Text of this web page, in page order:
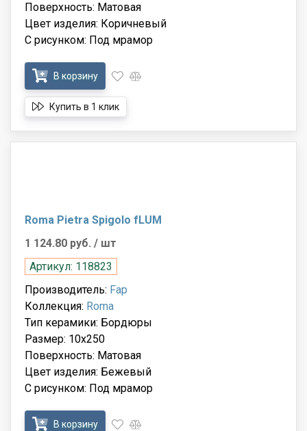
Поверхность: Матовая
Цвет изделия: Коричневый
С рисунком: Под мрамор
В корзину
Купить в 1 клик
Roma Pietra Spigolo fLUM
1 124.80 руб. / шт
Артикул: 118823
Производитель: Fap
Коллекция: Roma
Тип керамики: Бордюры
Размер: 10x250
Поверхность: Матовая
Цвет изделия: Бежевый
С рисунком: Под мрамор
В корзину